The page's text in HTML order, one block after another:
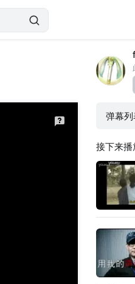
弹幕
接下来播